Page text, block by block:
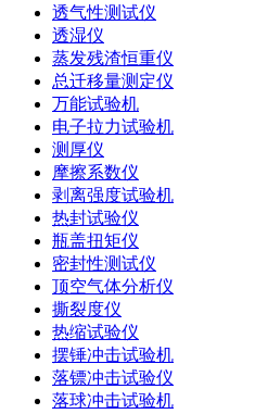
透气性测试仪
透湿仪
蒸发残渣恒重仪
总迁移量测定仪
万能试验机
电子拉力试验机
测厚仪
摩擦系数仪
剥离强度试验机
热封试验仪
瓶盖扭矩仪
密封性测试仪
顶空气体分析仪
撕裂度仪
热缩试验仪
摆锤冲击试验机
落镖冲击试验仪
落球冲击试验机